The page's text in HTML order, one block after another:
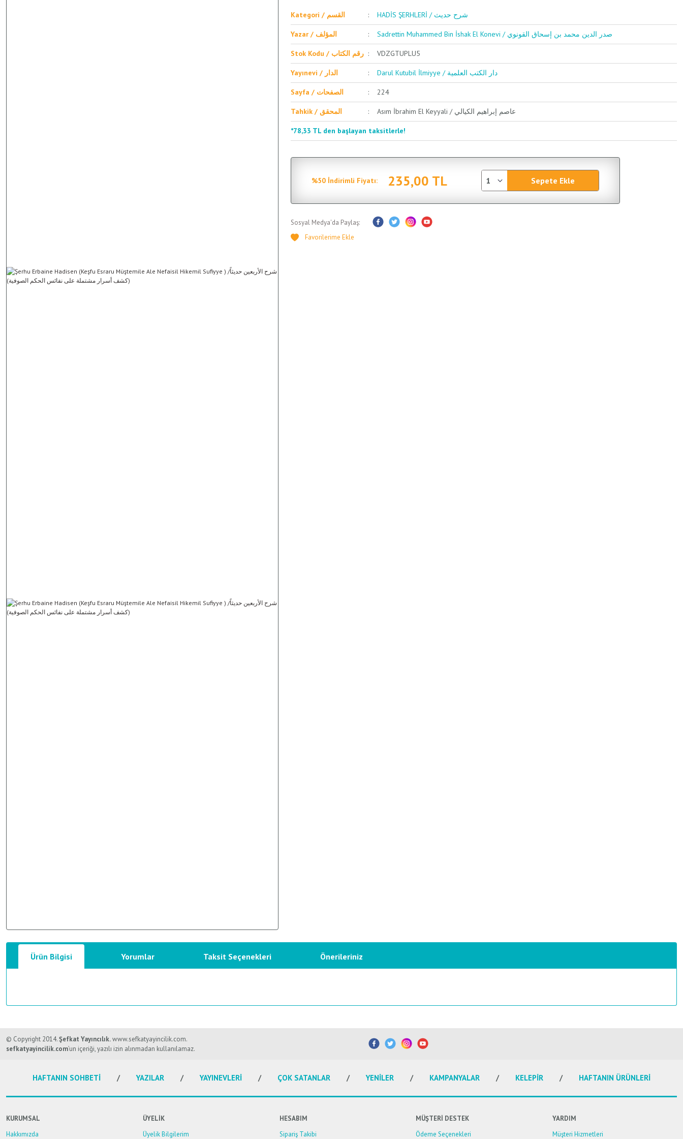
Kategori / القسم HADİS ŞERHLERİ / شرح حديث
Yazar / المؤلف Sadrettin Muhammed Bin İshak El Konevi / صدر الدين محمد بن إسحاق القونوي
Stok Kodu / رقم الكتاب VDZGTUPLU5
Yayınevi / الدار Darul Kutubil İlmiyye / دار الكتب العلمية
Sayfa / الصفحات 224
Tahkik / المحقق Asım İbrahim El Keyyali / عاصم إبراهيم الكيالي
*78,33 TL den başlayan taksitlerle!
%50 İndirimli Fiyatı: 235,00 TL Sepete Ekle
Sosyal Medya'da Paylaş:
Ürün Bilgisi Yorumlar Taksit Seçenekleri Önerileriniz
Bu ürüne ilk yorumu siz yapın!
Yorum Yaz
Görüş ve önerileriniz için teşekkür ederiz.
Ürün açıklamasında eksik bilgiler bulunuyor.
Bu ürüne benzer farklı alternatifler olmalı.
© Copyright 2014.Şefkat Yayıncılık.www.sefkatyayincilik.com.
sefkatyayincilik.com’un içeriği, yazılı izin alınmadan kullanılamaz.
HAFTANIN SOHBETİ YAZILAR YAYINEVLERİ ÇOK SATANLAR YENİLER KAMPANYALAR KELEPİR HAFTANIN ÜRÜNLERİ
KURUMSAL
Hakkımızda
ÜYELİK
Üyelik Bilgilerim
HESABIM
Sipariş Takibi
MÜŞTERİ DESTEK
Ödeme Seçenekleri
YARDIM
Müşteri Hizmetleri